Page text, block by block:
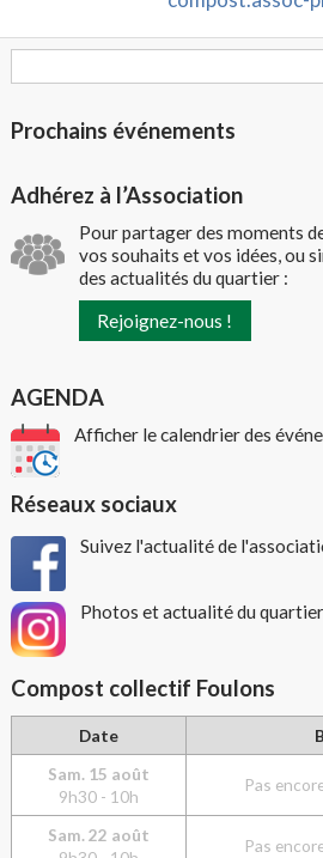
Prochains événements
Adhérez à l’Association
Pour partager des moments
vos souhaits et vos idées, ou
des actualités du quartier :
Rejoignez-nous !
AGENDA
Afficher le calendrier des
Réseaux sociaux
Suivez l'actualité de
Photos et actualité du
Compost collectif Foulons
Date
Sam. 15 août
9h30 - 10h
Pas
Sam. 22 août
Pas